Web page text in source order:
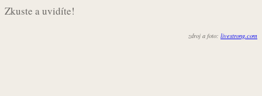
Zkuste a uvidíte!
zdroj a foto: livestrong.com